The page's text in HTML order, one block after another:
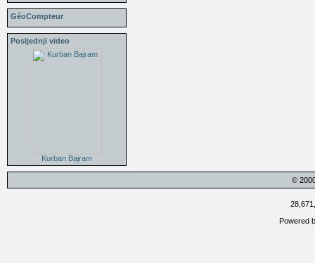
GéoCompteur
Posljednji video
Kurban Bajram
©
Powered